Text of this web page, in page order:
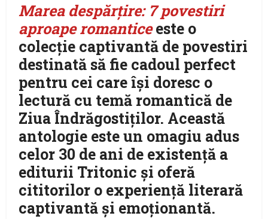
Marea despărțire: 7 povestiri
aproape romanticeeste o
colecție captivantă de povestiri
destinată să fie cadoul perfect
pentru cei care își doresc o
lectură cu temă romantică de
Ziua Îndrăgostiților. Această
antologie este un omagiu adus
celor 30 de ani de existență a
editurii Tritonic și oferă
cititorilor o experiență literară
captivantă și emoționantă.